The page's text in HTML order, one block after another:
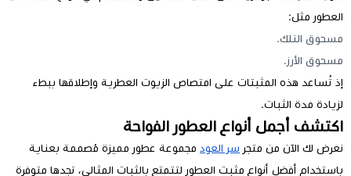
العطور مثل:
مسحوق التلك.
مسحوق الأرز.
إذ تُساعد هذه المثبتات على امتصاص الزيوت العطرية وإطلاقها ببطء
لزيادة مدة الثبات.
اكتشف أجمل أنواع العطور الفواحة
نعرض لك الآن من متجر سر العود مجموعة عطور مميزة مُصممة بعناية
باستخدام أفضل أنواع مثبت العطور لتتمتع بالثبات المثالي، تجدها متوفرة